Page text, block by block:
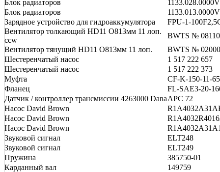
Блок радиаторов
Блок радиаторов
Зарядное устройство для гидроаккумулятора
FPU-1-
Вентилятор толкающий HD11 O813мм 11 лоп.
ccw
BWTS №
Вентилятор тянущий HD11 O813мм 11 лоп.
BWTS №
Шестеренчатый насос
1 517 222 657
Шестеренчатый насос
1 517 222 373
Муфта
CF-K-150-11-
Фланец
FL-SAE3-20-
Датчик / контроллер трансмиссии 4263000 DanaAPC 72
Насос David Brown
Насос David Brown
Насос David Brown
Звуковой сигнал
ELT248
Звуковой сигнал
ELT249
Пружина
385750-01
Карданный вал
149759